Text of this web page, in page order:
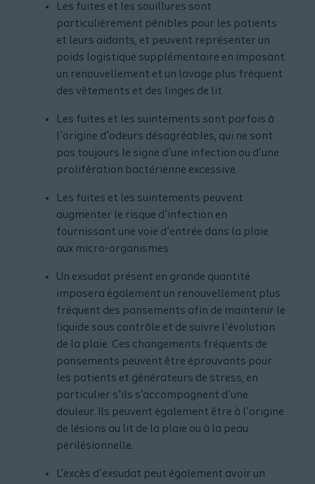
Les fuites et les souillures sont
particulièrement pénibles pour les patients
et leurs aidants, et peuvent représenter un
poids logistique supplémentaire en imposant
un renouvellement et un lavage plus fréquent
des vêtements et des linges de lit.
Les fuites et les suintements sont parfois à
l’origine d’odeurs désagréables, qui ne sont
pas toujours le signe d’une infection ou d’une
prolifération bactérienne excessive.
Les fuites et les suintements peuvent
augmenter le risque d’infection en
fournissant une voie d’entrée dans la plaie
aux micro-organismes.
Un exsudat présent en grande quantité
imposera également un renouvellement plus
fréquent des pansements afin de maintenir le
liquide sous contrôle et de suivre l’évolution
de la plaie. Ces changements fréquents de
pansements peuvent être éprouvants pour
les patients et générateurs de stress, en
particulier s’ils s’accompagnent d’une
douleur. Ils peuvent également être à l’origine
de lésions au lit de la plaie ou à la peau
périlésionnelle.
L’excès d’exsudat peut également avoir un